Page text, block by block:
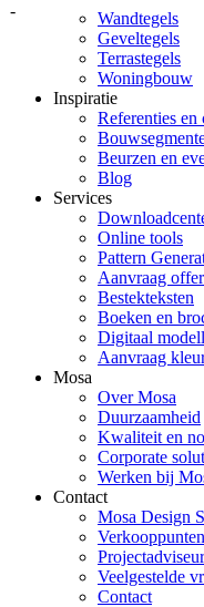
-
Wandtegels
Geveltegels
Terrastegels
Woningbouw
Inspiratie
Referenties en
Beurzen en
Blog
Services
Online tools
Pattern
Aanvraag
Bestekteksten
Boeken en
Digitaal
Aanvraag
Mosa
Over Mosa
Duurzaamheid
Kwaliteit en
Corporate
Werken bij
Contact
Mosa Design
Verkooppunten
Veelgestelde
Contact